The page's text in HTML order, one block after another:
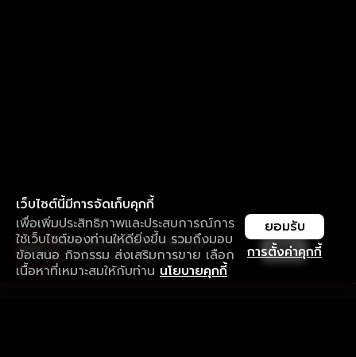
เว็บไซต์นี้มีการจัดเก็บคุกกี้
เพื่อเพิ่มประสิทธิภาพและประสบการณ์การ
ใช้เว็บไซต์ของท่านให้ดียิ่งขึ้น รวมถึงมอบ
ข้อเสนอ กิจกรรม ส่งเสริมการขาย เลือก
เนื้อหาที่เหมาะสมให้กับท่าน นโยบายคุกกี้
การตั้งค่าคุกกี้
ยอมรับ
ใช้งานแอป ลื่นไหลกว่า ไม่มีสะดุด
ดาวน์โหลดแอปเพื่อการรับชมที่ดีกว่า เปิด